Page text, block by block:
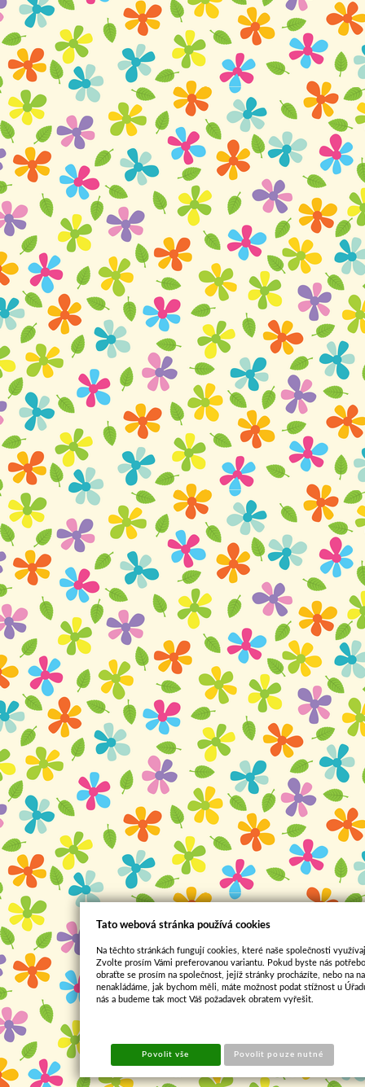
Tato webová stránka používá cookies
Na těchto stránkách fungují cookies, které naše společnosti
Zvolte prosím Vámi preferovanou variantu. Pokud byste nás
obraťte se prosím na společnost, jejíž stránky procházíte, nebo na
nenakládáme, jak bychom měli, máte možnost podat stížnost u
nás a budeme tak moct Váš požadavek obratem vyřešit.
Povolit vše Povolit pouze nutné